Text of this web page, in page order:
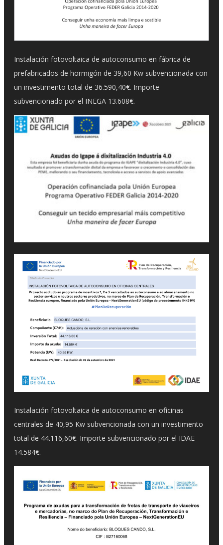
Instalación fotovoltaica de autoconsumo en fábrica de
prefabricados de hormigón de 39,60 Kw subvencionada con
un investimento total de 36.590,40€. Importe
subvencionado por el INEGA 13.608€.
Instalación fotovoltaica de autoconsumo en oficinas
centrales de 40,95 Kw subvencionada con un investimento
total de 44.116,60€. Importe subvencionado por el IDAE
14.584€.